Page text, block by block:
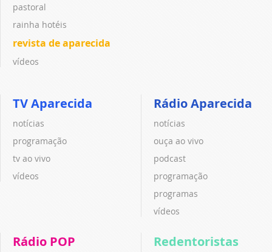
pastoral
rainha hotéis
revista de aparecida
vídeos
TV Aparecida
notícias
programação
tv ao vivo
vídeos
Rádio Aparecida
notícias
ouça ao vivo
podcast
programação
programas
vídeos
Rádio POP Redentoristas